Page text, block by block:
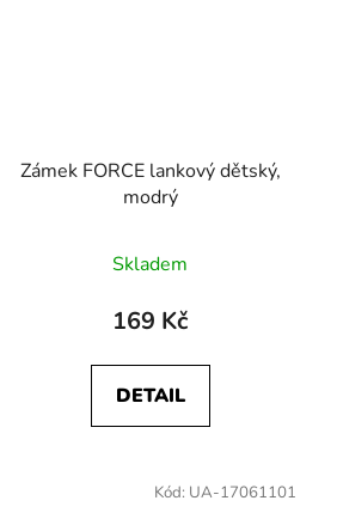
Zámek FORCE lankový dětský,
modrý
Skladem
169 Kč
DETAIL
Kód: UA-17061101